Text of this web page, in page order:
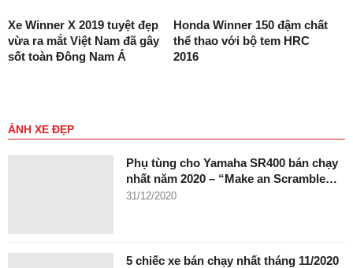
Xe Winner X 2019 tuyệt đẹp
vừa ra mắt Việt Nam đã gây
sốt toàn Đông Nam Á
Honda Winner 150 đậm chất
thể thao với bộ tem HRC
2016
ẢNH XE ĐẸP
Phụ tùng cho Yamaha SR400 bán chạy
nhất năm 2020 – “Make an Scramble…
31/12/2020
5 chiếc xe bán chạy nhất tháng 11/2020